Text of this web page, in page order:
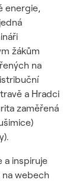
energie,
žákům
na
a Hradci
zaměřená
a inspiruje
webech